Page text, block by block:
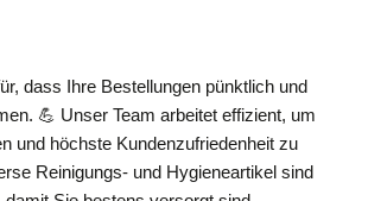
dass Ihre Bestellungen pünktlich und
💪 Unser Team arbeitet effizient, um
und höchste Kundenzufriedenheit zu
Reinigungs- und Hygieneartikel sind